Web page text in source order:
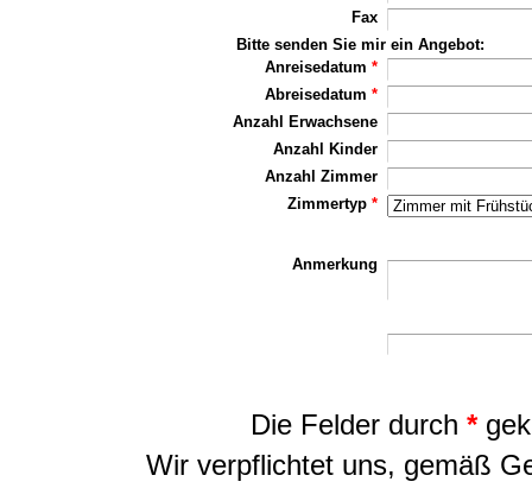
Fax
Bitte senden Sie mir ein Angebot:
Anreisedatum *
Abreisedatum *
Anzahl Erwachsene
Anzahl Kinder
Anzahl Zimmer
Zimmertyp *
Anmerkung
Die Felder durch *
Wir verpflichtet uns, gemäß